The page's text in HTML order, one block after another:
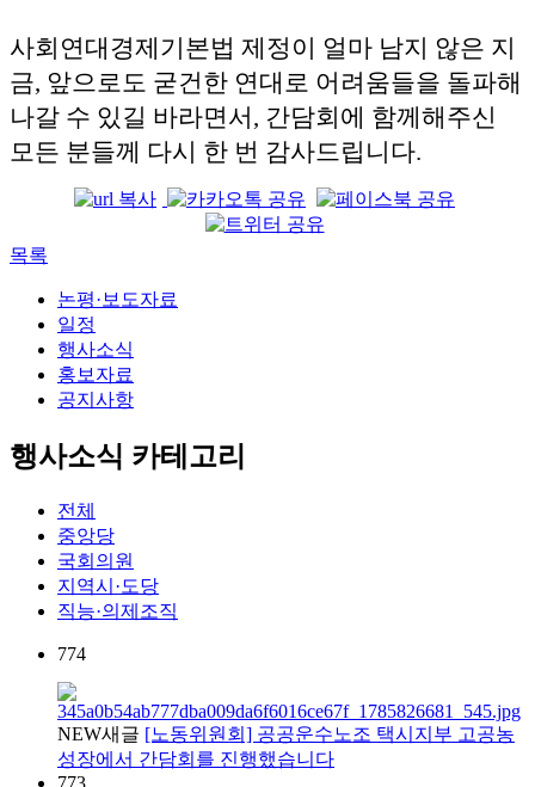
사회연대경제기본법 제정이 얼마 남지 않은 지
금, 앞으로도 굳건한 연대로 어려움들을 돌파해
나갈 수 있길 바라면서, 간담회에 함께해주신
모든 분들께 다시 한 번 감사드립니다.
목록
논평·보도자료
일정
행사소식
홍보자료
공지사항
행사소식 카테고리
전체
중앙당
국회의원
지역시·도당
직능·의제조직
774
NEW새글 [노동위원회] 공공운수노조 택시지부 고공농
성장에서 간담회를 진행했습니다
773